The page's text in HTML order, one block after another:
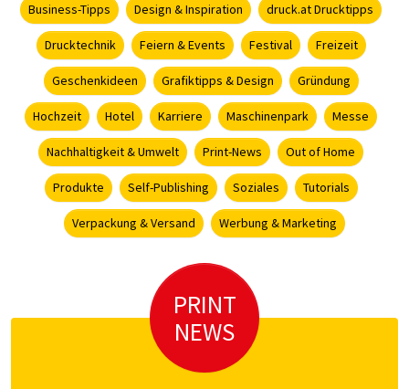
Business-Tipps Design & Inspiration druck.at Drucktipps
Drucktechnik Feiern & Events Festival Freizeit
Geschenkideen Grafiktipps & Design Gründung
Hochzeit Hotel Karriere Maschinenpark Messe
Nachhaltigkeit & Umwelt Print-News Out of Home
Produkte Self-Publishing Soziales Tutorials
Verpackung & Versand Werbung & Marketing
PRINT
NEWS